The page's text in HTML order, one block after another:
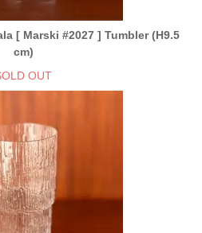
[ Marski #2027 ] Tumbler (H9.5
cm)
OUT